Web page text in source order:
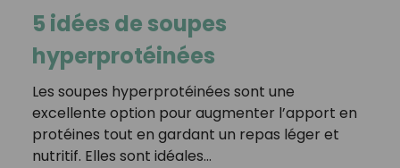
5 idées de soupes
hyperprotéinées
Les soupes hyperprotéinées sont une
excellente option pour augmenter l’apport en
protéines tout en gardant un repas léger et
nutritif. Elles sont idéales…